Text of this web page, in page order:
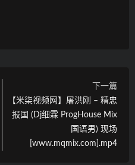
下一篇
【米柒视频网】屠洪刚 – 精忠
报国 (Dj细霖 ProgHouse Mix
国语男) 现场
[www.mqmix.com].mp4